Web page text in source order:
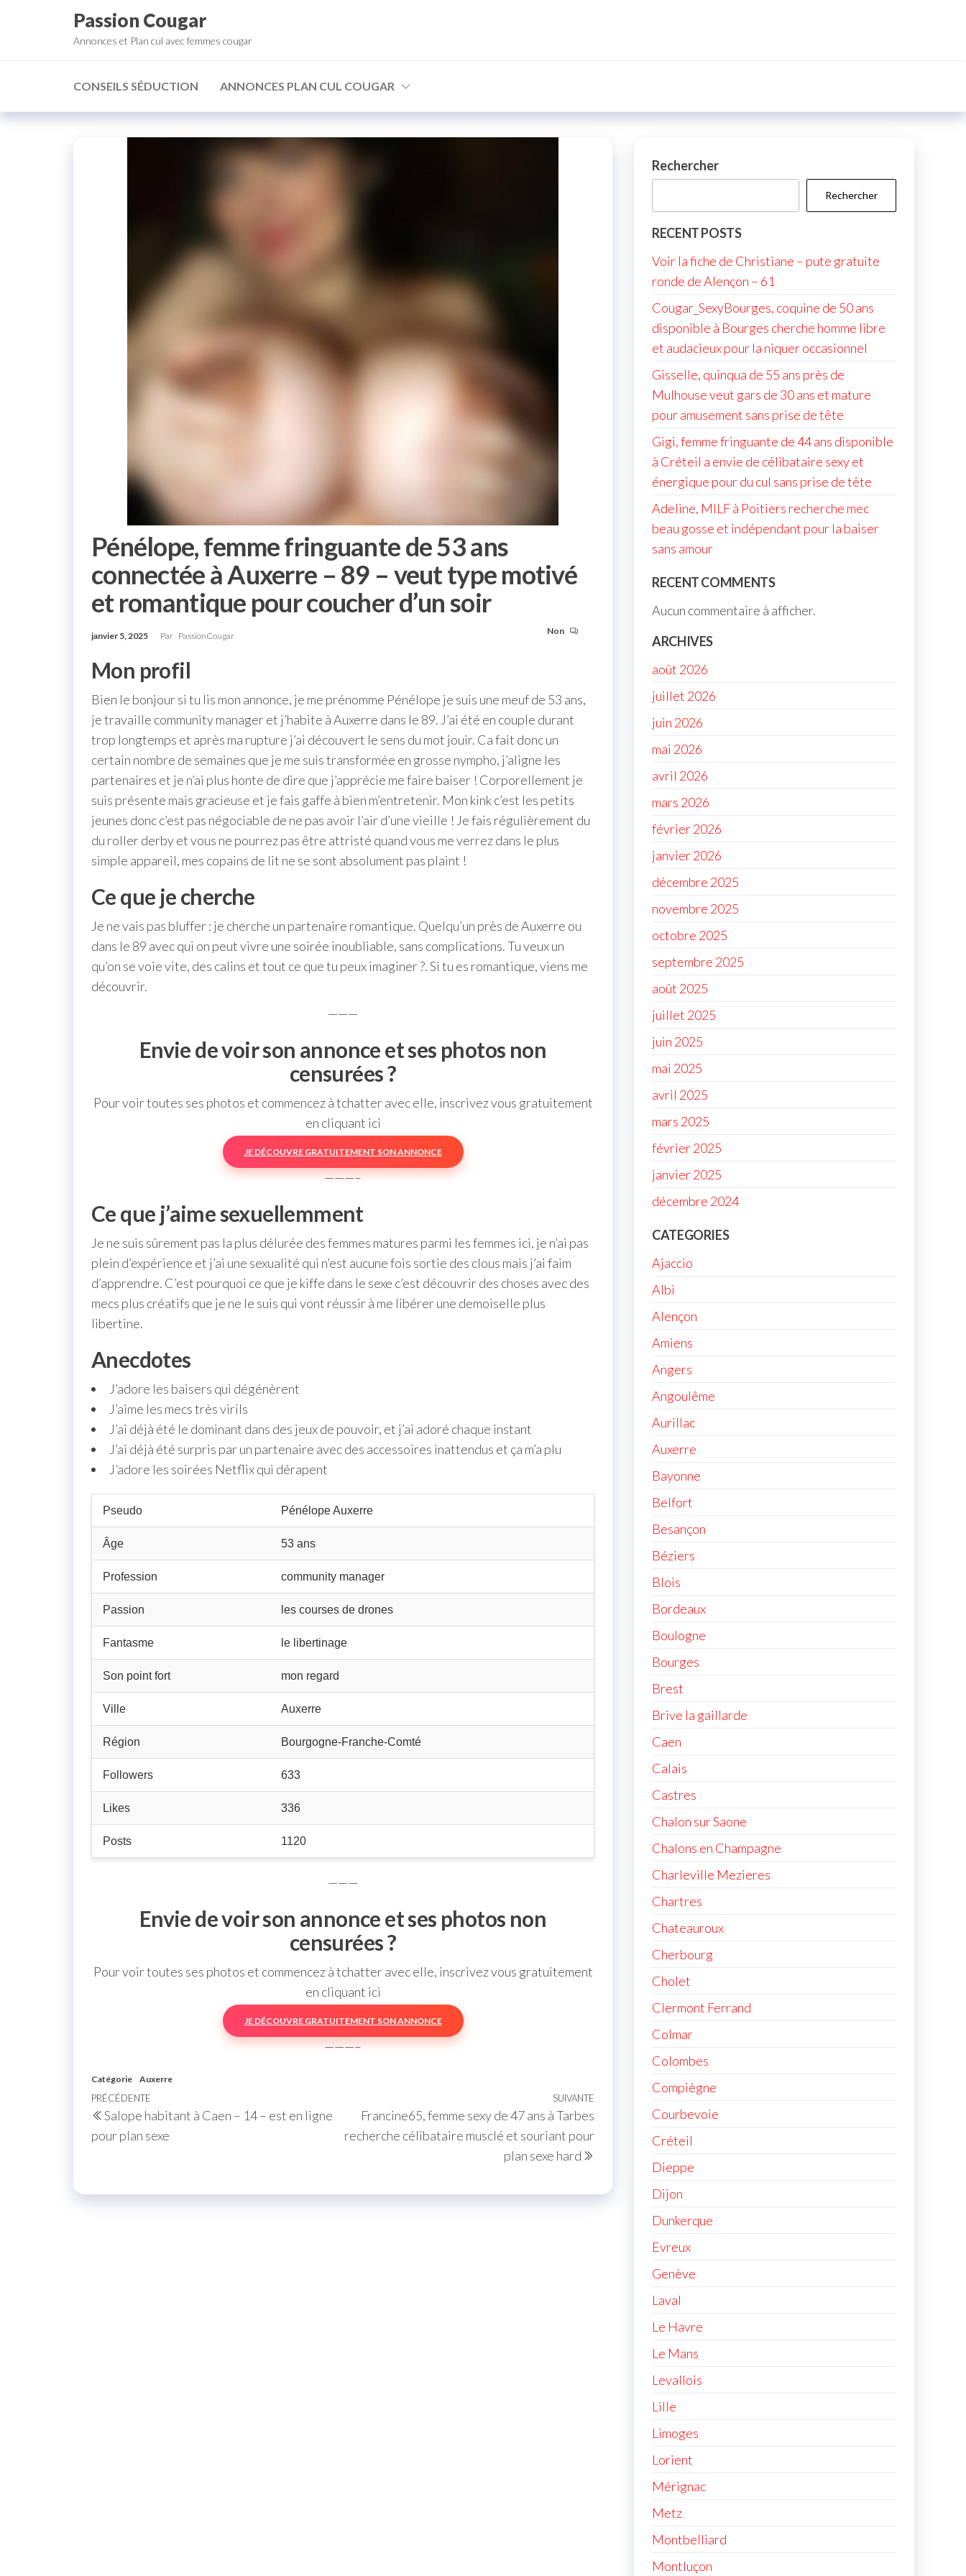
Passion Cougar
Annonces et Plan cul avec femmes cougar
CONSEILS SÉDUCTION ANNONCES PLAN CUL COUGAR
Pénélope, femme fringuante de 53 ans
connectée à Auxerre – 89 – veut type motivé
et romantique pour coucher d’un soir
janvier 5, 2025 Par PassionCougar Non
Mon profil
Bien le bonjour si tu lis mon annonce, je me prénomme Pénélope je suis une meuf de 53 ans,
je travaille community manager et j’habite à Auxerre dans le 89. J’ai été en couple durant
trop longtemps et après ma rupture j’ai découvert le sens du mot jouir. Ca fait donc un
certain nombre de semaines que je me suis transformée en grosse nympho, j’aligne les
partenaires et je n’ai plus honte de dire que j’apprécie me faire baiser ! Corporellement je
suis présente mais gracieuse et je fais gaffe à bien m’entretenir. Mon kink c’est les petits
jeunes donc c’est pas négociable de ne pas avoir l’air d’une vieille ! Je fais régulièrement du
du roller derby et vous ne pourrez pas être attristé quand vous me verrez dans le plus
simple appareil, mes copains de lit ne se sont absolument pas plaint !
Ce que je cherche
Je ne vais pas bluffer : je cherche un partenaire romantique. Quelqu’un près de Auxerre ou
dans le 89 avec qui on peut vivre une soirée inoubliable, sans complications. Tu veux un
qu’on se voie vite, des calins et tout ce que tu peux imaginer ?. Si tu es romantique, viens me
découvrir.
———
Envie de voir son annonce et ses photos non
censurées ?
Pour voir toutes ses photos et commencez à tchatter avec elle, inscrivez vous gratuitement
en cliquant ici
JE DÉCOUVRE GRATUITEMENT SON ANNONCE
———–
Ce que j’aime sexuellemment
Je ne suis sûrement pas la plus délurée des femmes matures parmi les femmes ici, je n’ai pas
plein d’expérience et j’ai une sexualité qui n’est aucune fois sortie des clous mais j’ai faim
d’apprendre. C’est pourquoi ce que je kiffe dans le sexe c’est découvrir des choses avec des
mecs plus créatifs que je ne le suis qui vont réussir à me libérer une demoiselle plus
libertine.
Anecdotes
J’adore les baisers qui dégénèrent
J’aime les mecs très virils
J’ai déjà été le dominant dans des jeux de pouvoir, et j’ai adoré chaque instant
J’ai déjà été surpris par un partenaire avec des accessoires inattendus et ça m’a plu
J’adore les soirées Netflix qui dérapent
Pseudo Pénélope Auxerre
Âge 53 ans
Profession community manager
Passion les courses de drones
Fantasme le libertinage
Son point fort mon regard
Ville Auxerre
Région Bourgogne-Franche-Comté
Followers 633
Likes 336
Posts 1120
———
Envie de voir son annonce et ses photos non
censurées ?
Pour voir toutes ses photos et commencez à tchatter avec elle, inscrivez vous gratuitement
en cliquant ici
JE DÉCOUVRE GRATUITEMENT SON ANNONCE
———–
Catégorie Auxerre
Navigation
de
l’article
Article
précédent
PRÉCÉDENTE
Salope habitant à Caen – 14 – est en ligne
pour plan sexe
SUIVANTE
Francine65, femme sexy de 47 ans à Tarbes
recherche célibataire musclé et souriant pour
plan sexe hard
Rechercher
Rechercher
RECENT POSTS
Voir la fiche de Christiane – pute gratuite
ronde de Alençon – 61
Cougar_SexyBourges, coquine de 50 ans
disponible à Bourges cherche homme libre
et audacieux pour la niquer occasionnel
Gisselle, quinqua de 55 ans près de
Mulhouse veut gars de 30 ans et mature
pour amusement sans prise de tête
Gigi, femme fringuante de 44 ans disponible
à Créteil a envie de célibataire sexy et
énergique pour du cul sans prise de tête
Adeline, MILF à Poitiers recherche mec
beau gosse et indépendant pour la baiser
sans amour
RECENT COMMENTS
Aucun commentaire à afficher.
ARCHIVES
août 2026
juillet 2026
juin 2026
mai 2026
avril 2026
mars 2026
février 2026
janvier 2026
décembre 2025
novembre 2025
octobre 2025
septembre 2025
août 2025
juillet 2025
juin 2025
mai 2025
avril 2025
mars 2025
février 2025
janvier 2025
décembre 2024
CATEGORIES
Ajaccio
Albi
Alençon
Amiens
Angers
Angoulême
Aurillac
Auxerre
Bayonne
Belfort
Besançon
Béziers
Blois
Bordeaux
Boulogne
Bourges
Brest
Brive la gaillarde
Caen
Calais
Castres
Chalon sur Saone
Chalons en Champagne
Charleville Mezieres
Chartres
Chateauroux
Cherbourg
Cholet
Clermont Ferrand
Colmar
Colombes
Compiègne
Courbevoie
Créteil
Dieppe
Dijon
Dunkerque
Evreux
Genève
Laval
Le Havre
Le Mans
Levallois
Lille
Limoges
Lorient
Mérignac
Metz
Montbelliard
Montluçon